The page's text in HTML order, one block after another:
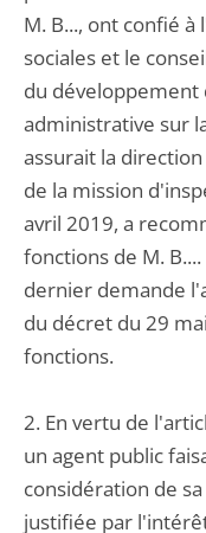
M. B..., ont confié
sociales et le
du
administrative sur
assurait la
de la mission
avril 2019, a
fonctions de M.
dernier demande
du décret du 29
fonctions.
2. En vertu de
un agent public
considération de
justifiée par